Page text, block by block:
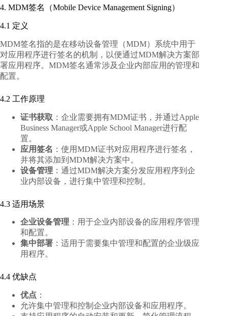
4. MDM签名（Mobile Device Management Signing）
4.1 定义
MDM签名指的是在移动设备管理（MDM）系统中用于
对应用程序进行签名的机制，以便通过MDM解决方案部
署应用程序。MDM签名通常涉及企业内部应用的管理和
配置。
4.2 工作原理
证书获取 ：企业需要拥有MDM证书，并通过Apple
Business Manager或Apple School Manager进行配
置。
应用签名 ：使用MDM证书对应用程序进行签名，
并将其添加到MDM解决方案中。
设备管理 ：通过MDM解决方案分发应用程序到企
业内部设备，进行集中管理和控制。
4.3 适用场景
企业设备管理 ：用于企业内部设备的应用程序管理
和配置。
集中部署 ：适用于需要集中管理和配置的企业级应
用程序。
4.4 优缺点
优点 ：
允许集中管理和控制企业内部设备和应用程序。